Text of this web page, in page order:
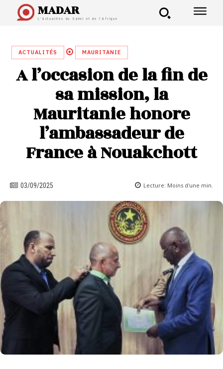
MADAR
L'Actualités du Sahel et de l'Afrique
ACTUALITÉS MAURITANIE
A l’occasion de la fin de
sa mission, la
Mauritanie honore
l’ambassadeur de
France à Nouakchott
03/09/2025 Lecture: Moins d'une min.